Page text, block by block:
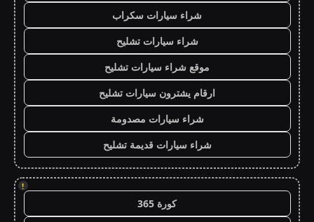
شراء سيارات سكراب
شراء سيارات تشليح
موقع شراء سيارات تشليح
ارقام يشترون سيارات تشليح
شراء سيارات مصدومة
شراء سيارات قديمة تشليح
!
كورة 365